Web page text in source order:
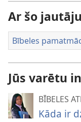
Ar šo
Bībeles
Jūs varētu
BĪBELES
Kāda ir